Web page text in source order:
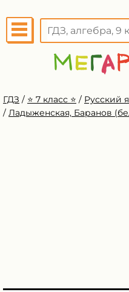
ГДЗ / ⭐️ 7 класс ⭐️ / Русский
/ Ладыженская, Баранов